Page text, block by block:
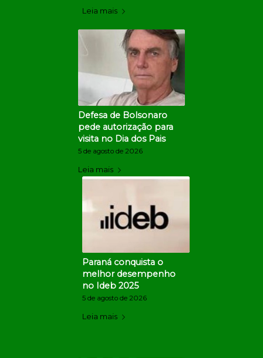
Leia mais
Defesa de Bolsonaro
pede autorização para
visita no Dia dos Pais
5 de agosto de 2026
Leia mais
Paraná conquista o
melhor desempenho
no Ideb 2025
5 de agosto de 2026
Leia mais